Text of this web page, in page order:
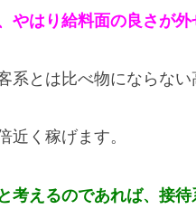
やはり給料面の良さが外
系とは比べ物にならない
近く稼げます。
考えるのであれば、接